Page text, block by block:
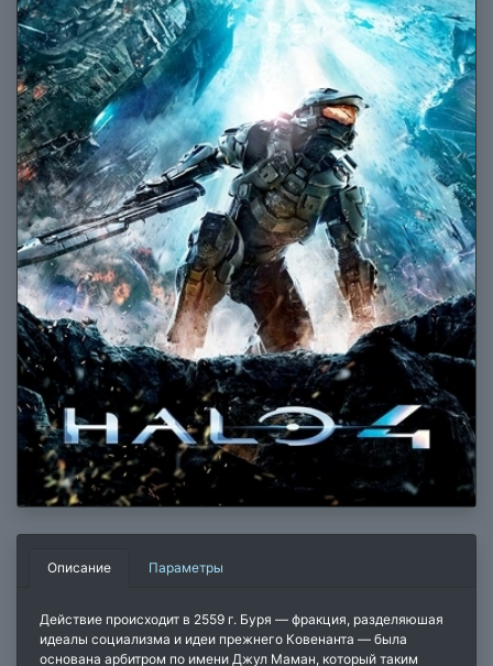
Описание Параметры
Действие происходит в 2559 г. Буря — фракция, разделяюшая
идеалы социализма и идеи прежнего Ковенанта — была
основана арбитром по имени Джул Маман, который таким